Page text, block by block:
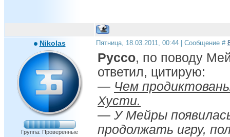
Nikolas
Группа: Проверенные
Пятница, 18.03.2011, 00:44 | Сообщение #
Pycco, по поводу
ответил, цитирую:
— Чем
Хусти.
— У Мейры
продолжать игру,